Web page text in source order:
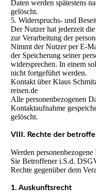
Daten werden spätestens
gelöscht.
5. Widerspruchs- und
Der Nutzer hat jederzeit
zur Verarbeitung der
Nimmt der Nutzer per E-
der Speicherung seiner
widersprechen. In einem
nicht fortgeführt werden.
Kontakt über Klaus
reisen.de
Alle personenbezogenen
Kontaktaufnahme
gelöscht.
VIII. Rechte der
Werden
Sie Betroffener i.S.d.
Rechte gegenüber dem
1. Auskunftsrecht